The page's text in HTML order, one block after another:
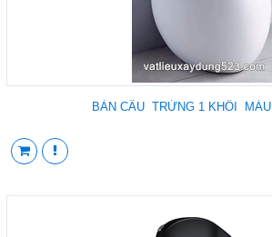
BÀN CẦU TRỨNG 1 KHỐI